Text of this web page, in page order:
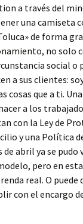
a través del
una camiseta
de forma
no solo
social
a sus clientes:
cosas que a ti.
a los
con la Ley de
y una Política
de abril ya se pudo
pero en
real. O puede
con el encargo